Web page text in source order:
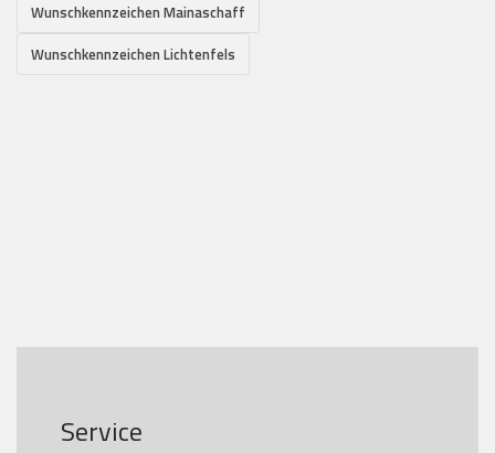
Wunschkennzeichen Mainaschaff
Wunschkennzeichen Lichtenfels
Service